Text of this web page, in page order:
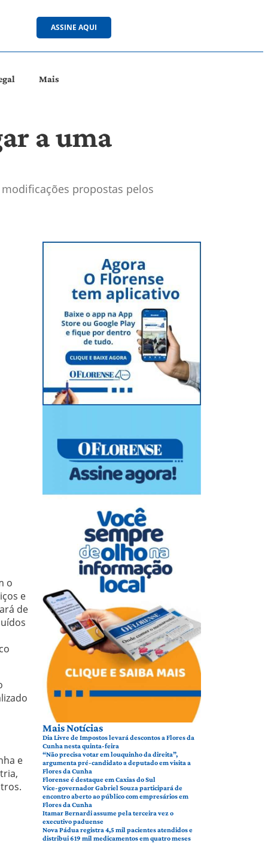
ASSINE AQUI
Mais
a uma
propostas pelos
o
e
de
e
Mais Notícias
Dia Livre de Impostos levará descontos a Flores da
Cunha nesta quinta-feira
“Não precisa votar em louquinho da direita”,
argumenta pré-candidato a deputado em visita a
Flores da Cunha
Florense é destaque em Caxias do Sul
Vice-governador Gabriel Souza participará de
encontro aberto ao público com empresários em
Flores da Cunha
Itamar Bernardi assume pela terceira vez o
executivo paduense
Nova Pádua registra 4,5 mil pacientes atendidos e
distribui 619 mil medicamentos em quatro meses